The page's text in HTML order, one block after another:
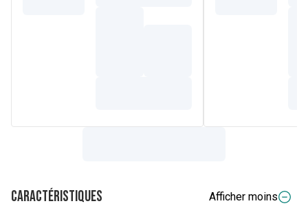
Caractéristiques
Afficher moins